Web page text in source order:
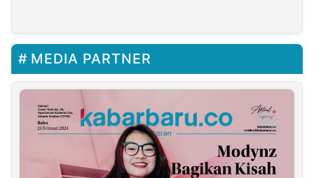
MEDIA PARTNER